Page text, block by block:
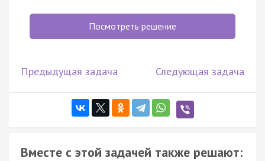
Посмотреть решение
Предыдущая задача Следующая задача
Вместе с этой задачей также решают: